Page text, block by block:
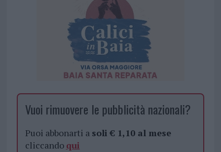
Vuoi rimuovere le pubblicità nazionali?
Puoi abbonarti a soli € 1,10 al mese
cliccando qui